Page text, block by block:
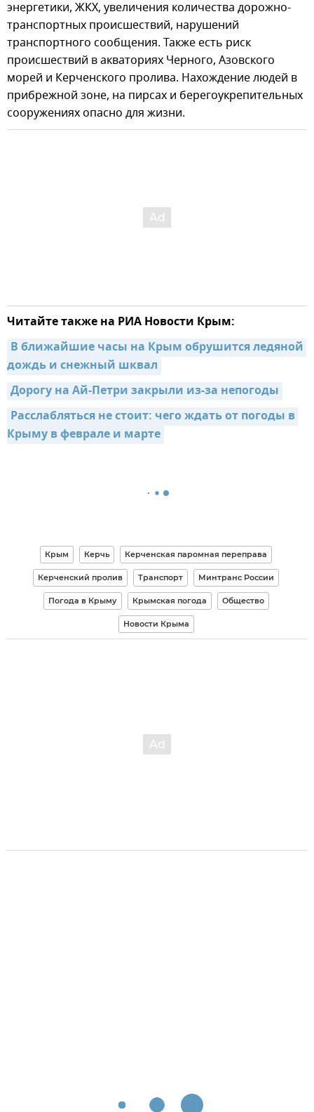
энергетики, ЖКХ, увеличения количества дорожно-
транспортных происшествий, нарушений
транспортного сообщения. Также есть риск
происшествий в акваториях Черного, Азовского
морей и Керченского пролива. Нахождение людей в
прибрежной зоне, на пирсах и берегоукрепительных
сооружениях опасно для жизни.
Читайте также на РИА Новости Крым:
В ближайшие часы на Крым обрушится ледяной
дождь и снежный шквал
Дорогу на Ай-Петри закрыли из-за непогоды
Расслабляться не стоит: чего ждать от погоды в
Крыму в феврале и марте
Крым Керчь Керченская паромная переправа
Керченский пролив Транспорт Минтранс России
Погода в Крыму Крымская погода Общество
Новости Крыма